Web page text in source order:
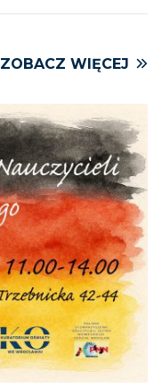
ZOBACZ WIĘCEJ